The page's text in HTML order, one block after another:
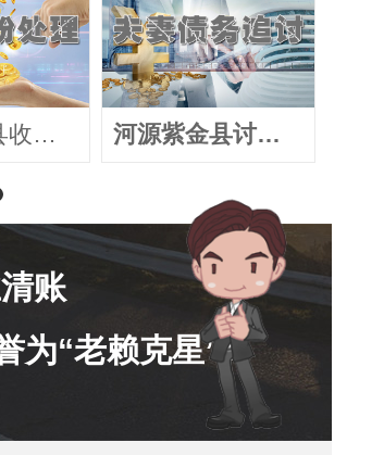
河源紫金县收账公司 河源紫金县讨账公司
账
为“老赖克星”